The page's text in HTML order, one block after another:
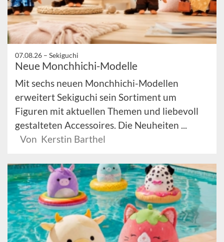
07.08.26 – Sekiguchi
Neue Monchhichi-Modelle
Mit sechs neuen Monchhichi-Modellen
erweitert Sekiguchi sein Sortiment um
Figuren mit aktuellen Themen und liebevoll
gestalteten Accessoires. Die Neuheiten ...
Von Kerstin Barthel